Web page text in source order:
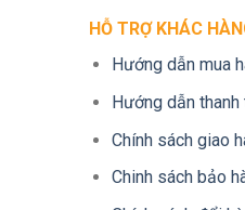
HỖ TRỢ KHÁC
Hướng dẫn mua
Hướng dẫn thanh
Chính sách giao
Chinh sách bảo